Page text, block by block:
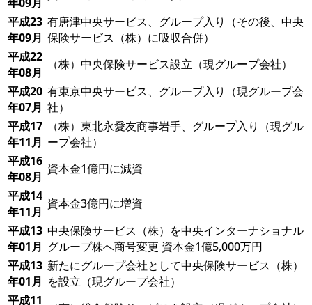
平成23
年09月
有唐津中央サービス、グループ入り（その後、中央
保険サービス（株）に吸収合併）
平成22
年08月
（株）中央保険サービス設立（現グループ会社）
平成20
年07月
有東京中央サービス、グループ入り（現グループ会
社）
平成17
年11月
（株）東北永愛友商事岩手、グループ入り（現グル
ープ会社）
平成16
年08月
資本金1億円に減資
平成14
年11月
資本金3億円に増資
平成13
年01月
中央保険サービス（株）を中央インターナショナル
グループ株へ商号変更 資本金1億5,000万円
平成13
年01月
新たにグループ会社として中央保険サービス（株）
を設立（現グループ会社）
平成11